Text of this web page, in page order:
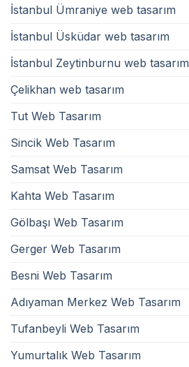
İstanbul Ümraniye web tasarım
İstanbul Üsküdar web tasarım
İstanbul Zeytinburnu web tasarım
Çelikhan web tasarım
Tut Web Tasarım
Sincik Web Tasarım
Samsat Web Tasarım
Kahta Web Tasarım
Gölbaşı Web Tasarım
Gerger Web Tasarım
Besni Web Tasarım
Adıyaman Merkez Web Tasarım
Tufanbeyli Web Tasarım
Yumurtalık Web Tasarım